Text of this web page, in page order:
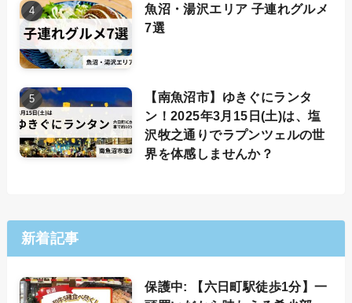
魚沼・湯沢エリア 子連れグルメ
7選
【南魚沼市】ゆきぐにランタ
ン！2025年3月15日(土)は、塩
沢牧之通りでラプンツェルの世
界を体感しませんか？
新着記事
保護中: 【六日町駅徒歩1分】一